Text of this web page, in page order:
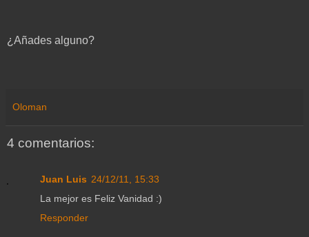
¿Añades alguno?
Oloman
4 comentarios:
Juan Luis 24/12/11, 15:33
La mejor es Feliz Vanidad :)
Responder